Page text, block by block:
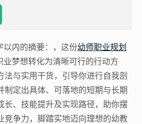
内的摘要：，这份幼师职业规划
业梦想转化为清晰可行的行动方
法与实用干货，引导你进行自我剖
制定出具体、可落地的短期与长期
长、技能提升及实现路径，助你摆
竞争力，脚踏实地迈向理想的幼教